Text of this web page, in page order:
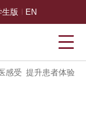
生版 EN
感受 提升患者体验